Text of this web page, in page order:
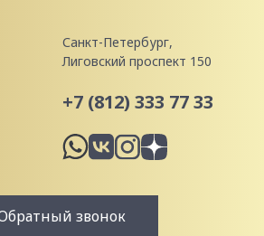
Санкт-Петербург,
Лиговский проспект 150
+7 (812) 333 77 33
звонок